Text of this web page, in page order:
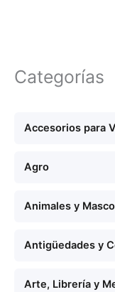
Categorías
Accesorios para
Agro
Animales y
Antigüedades y
Arte, Librería y